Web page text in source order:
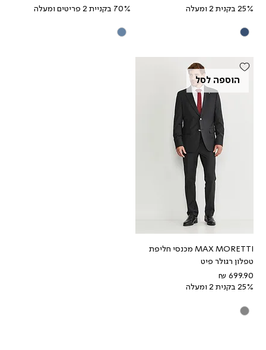
25% בקנית 2 ומעלה
70% בקניית 2 פריטים ומעלה
הוספה לסל
MAX MORETTI מכנסי חליפת
טפלון רגולר פיט
מחיר
25% בקנית 2 ומעלה